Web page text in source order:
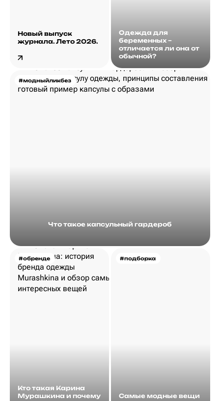
Новый выпуск
журнала. Лето 2026.
Одежда для
беременных –
отличается ли она от
обычной?
#модныйликбез
Что такое капсульный гардероб
#обренде
Кто такая Карина
Мурашкина и почему
#подборка
Самые модные вещи